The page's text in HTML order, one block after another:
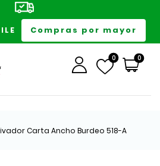
Compras por mayor
0 0
Carta Ancho Burdeo 518-A